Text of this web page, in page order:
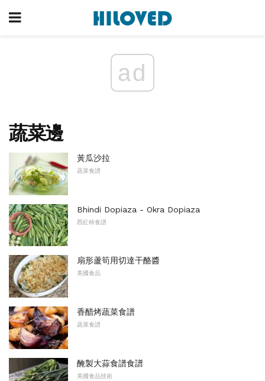
ad
蔬菜邊
黃瓜沙拉
蔬菜食譜
Bhindi Dopiaza - Okra Dopiaza
西紅柿食譜
扇形蘆筍用切達干酪醬
美國食品
香醋烤蔬菜食譜
蔬菜食譜
醃製大蒜食譜食譜
美國食品技術